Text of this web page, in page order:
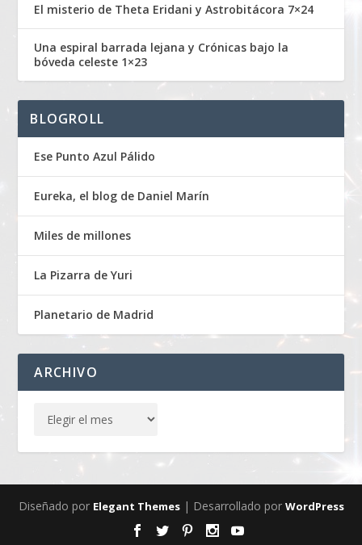
El misterio de Theta Eridani y Astrobitácora 7×24
Una espiral barrada lejana y Crónicas bajo la
bóveda celeste 1×23
BLOGROLL
Ese Punto Azul Pálido
Eureka, el blog de Daniel Marín
Miles de millones
La Pizarra de Yuri
Planetario de Madrid
ARCHIVO
Diseñado por Elegant Themes| Desarrollado por WordPress